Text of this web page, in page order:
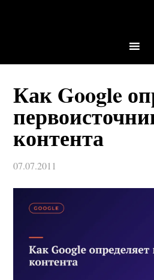
Как Google
контента
07.07.2011